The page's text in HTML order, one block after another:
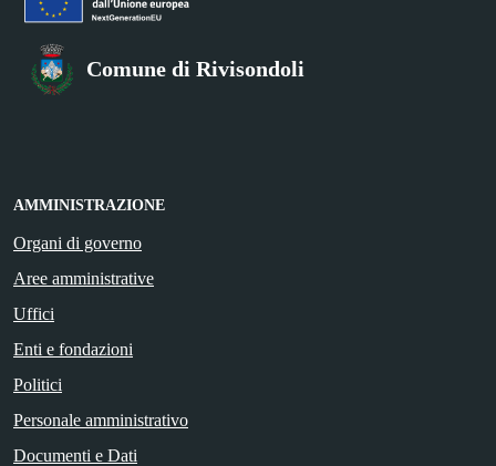
Comune di Rivisondoli
AMMINISTRAZIONE
Organi di governo
Aree amministrative
Uffici
Enti e fondazioni
Politici
Personale amministrativo
Documenti e Dati